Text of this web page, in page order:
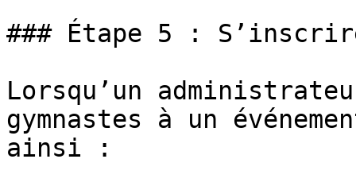
### Étape 5 :
Lorsqu’un
gymnastes à un
ainsi :